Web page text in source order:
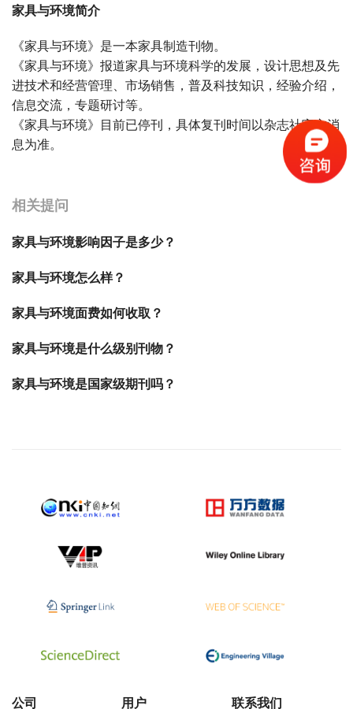
家具与环境简介
《家具与环境》是一本家具制造刊物。
《家具与环境》报道家具与环境科学的发展，设计思想及先
进技术和经营管理、市场销售，普及科技知识，经验介绍，
信息交流，专题研讨等。
《家具与环境》目前已停刊，具体复刊时间以杂志社官方消
息为准。
相关提问
家具与环境影响因子是多少？
家具与环境怎么样？
家具与环境面费如何收取？
家具与环境是什么级别刊物？
家具与环境是国家级期刊吗？
公司 用户 联系我们